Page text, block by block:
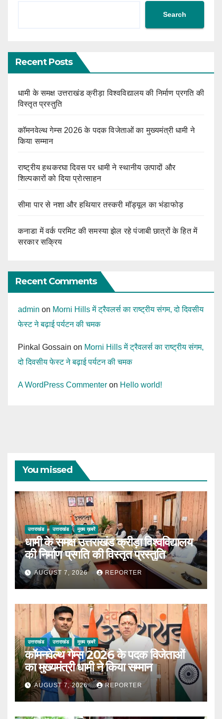
Search
Recent Posts
धामी के समक्ष उत्तराखंड क्रीड़ा विश्वविद्यालय की निर्माण प्रगति की
विस्तृत प्रस्तुति
कॉमनवेल्थ गेम्स 2026 के पदक विजेताओं का मुख्यमंत्री धामी ने
किया सम्मान
राष्ट्रीय हथकरघा दिवस पर धामी ने स्थानीय उत्पादों और
शिल्पकारों को दिया प्रोत्साहन
सीमा पार से नशा और हथियार तस्करी मॉड्यूल का भंडाफोड़
कनाडा में वर्क परमिट की समस्या झेल रहे पंजाबी छात्रों के हित में
सरकार सक्रिय
Recent Comments
admin on Morni Hills में ट्रैवलर्स का राष्ट्रीय संगम, दो दिवसीय
फेस्ट ने बढ़ाई पर्यटन की चमक
Pinkal Gossain on Morni Hills में ट्रैवलर्स का राष्ट्रीय संगम,
दो दिवसीय फेस्ट ने बढ़ाई पर्यटन की चमक
A WordPress Commenter on Hello world!
You missed
उत्तराखंड उत्तराखंड मुख्य ख़बरें
धामी के समक्ष उत्तराखंड क्रीड़ा विश्वविद्यालय
की निर्माण प्रगति की विस्तृत प्रस्तुति
AUGUST 7, 2026 REPORTER
उत्तराखंड उत्तराखंड मुख्य ख़बरें
कॉमनवेल्थ गेम्स 2026 के पदक विजेताओं
का मुख्यमंत्री धामी ने किया सम्मान
AUGUST 7, 2026 REPORTER